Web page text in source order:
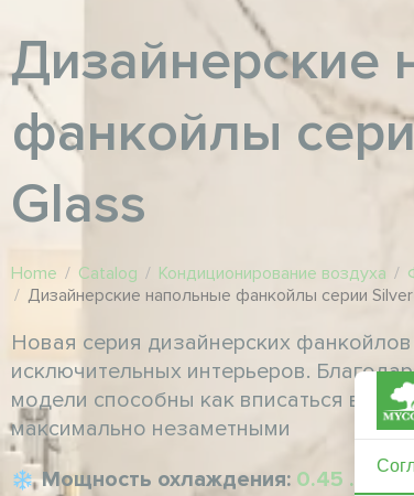
Дизайнерские
фанкойлы
Glass
Home / Catalog / Кондиционирование воздуха /
/ Дизайнерские напольные фанкойлы серии
Новая серия дизайнерских
исключительных интерьеров.
модели способны как вписаться в
максимально незаметными
Мощность охлаждения: 0.45 ...